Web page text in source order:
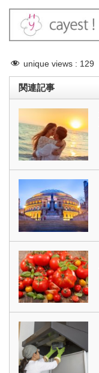
unique views : 129
関連記事